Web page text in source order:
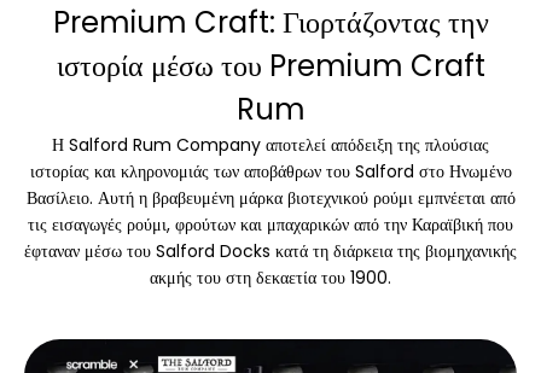
Γκαλερί μαρκών
Επιλογή μάρκας
Υπολογιστές
Premium Craft: Γιορτάζοντας την
ιστορία μέσω του Premium Craft
Rum
Η Salford Rum Company αποτελεί απόδειξη της πλούσιας
ιστορίας και κληρονομιάς των αποβάθρων του Salford στο Ηνωμένο
Βασίλειο. Αυτή η βραβευμένη μάρκα βιοτεχνικού ρούμι εμπνέεται από
τις εισαγωγές ρούμι, φρούτων και μπαχαρικών από την Καραϊβική που
έφταναν μέσω του Salford Docks κατά τη διάρκεια της βιομηχανικής
ακμής του στη δεκαετία του 1900.